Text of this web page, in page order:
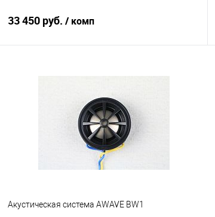
33 450 руб. / комп
В избранное
Акустическая система AWAVE BW1